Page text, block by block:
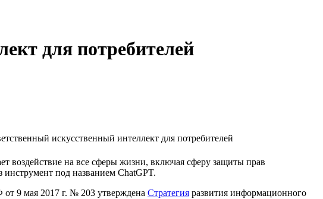
для потребителей
искусственный интеллект для потребителей
воздействие на все сферы жизни, включая сферу защиты прав
инструмент под названием ChatGPT.
9 мая 2017 г. № 203 утверждена Стратегия развития информационного